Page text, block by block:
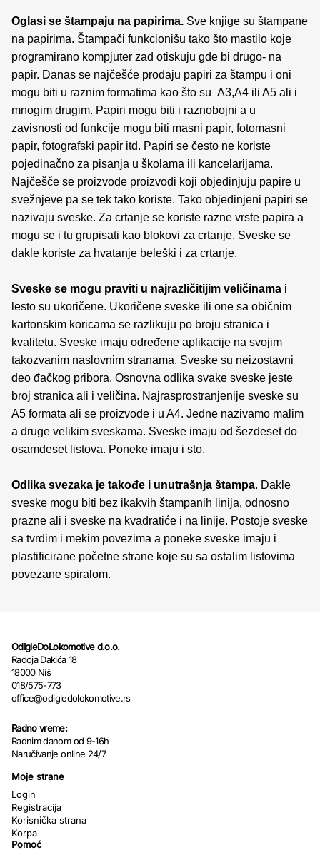
Oglasi se štampaju na papirima. Sve knjige su štampane
na papirima. Štampači funkcionišu tako što mastilo koje
programirano kompjuter zad otiskuju gde bi drugo- na
papir. Danas se najčešće prodaju papiri za štampu i oni
mogu biti u raznim formatima kao što su A3,A4 ili A5 ali i
mnogim drugim. Papiri mogu biti i raznobojni a u
zavisnosti od funkcije mogu biti masni papir, fotomasni
papir, fotografski papir itd. Papiri se često ne koriste
pojedinačno za pisanja u školama ili kancelarijama.
Najčešče se proizvode proizvodi koji objedinjuju papire u
svežnjeve pa se tek tako koriste. Tako objedinjeni papiri se
nazivaju sveske. Za crtanje se koriste razne vrste papira a
mogu se i tu grupisati kao blokovi za crtanje. Sveske se
dakle koriste za hvatanje beleški i za crtanje.
Sveske se mogu praviti u najrazličitijim veličinama i
lesto su ukoričene. Ukoričene sveske ili one sa običnim
kartonskim koricama se razlikuju po broju stranica i
kvalitetu. Sveske imaju određene aplikacije na svojim
takozvanim naslovnim stranama. Sveske su neizostavni
deo đačkog pribora. Osnovna odlika svake sveske jeste
broj stranica ali i veličina. Najrasprostranjenije sveske su
A5 formata ali se proizvode i u A4. Jedne nazivamo malim
a druge velikim sveskama. Sveske imaju od šezdeset do
osamdeset listova. Poneke imaju i sto.
Odlika svezaka je takođe i unutrašnja štampa. Dakle
sveske mogu biti bez ikakvih štampanih linija, odnosno
prazne ali i sveske na kvadratiće i na linije. Postoje sveske
sa tvrdim i mekim povezima a poneke sveske imaju i
plastificirane početne strane koje su sa ostalim listovima
povezane spiralom.
OdIgleDoLokomotive d.o.o.
Radoja Dakića 18
18000 Niš
018/575-773
office@odigledolokomotive.rs
Radno vreme:
Radnim danom od 9-16h
Naručivanje online 24/7
Moje strane
Login
Registracija
Korisnička strana
Korpa
Pomoć